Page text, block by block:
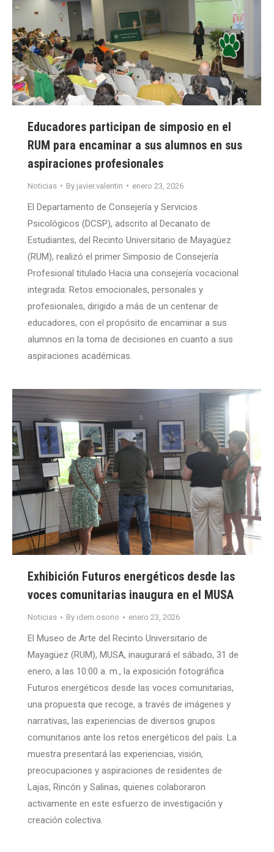
Educadores participan de simposio en el
RUM para encaminar a sus alumnos en sus
aspiraciones profesionales
Noticias By javier.valentin enero 23, 2026
El Departamento de Consejería y Servicios
Psicológicos (DCSP), adscrito al Decanato de
Estudiantes, del Recinto Universitario de Mayagüez
(RUM), realizó el primer Simposio de Consejería
Profesional titulado Hacia una consejería vocacional
integrada: Retos emocionales, personales y
profesionales, dirigido a más de un centenar de
educadores, con el propósito de encaminar a sus
alumnos en la toma de decisiones en cuanto a sus
aspiraciones académicas.
Exhibición Futuros energéticos desde las
voces comunitarias inaugura en el MUSA
Noticias By idem.osorio enero 23, 2026
El Museo de Arte del Recinto Universitario de
Mayagüez (RUM), MUSA, inaugurará el sábado, 31 de
enero, a las 10:00 a. m., la exposición fotográfica
Futuros energéticos desde las voces comunitarias,
una propuesta que recoge, a través de imágenes y
narrativas, las experiencias de diversos grupos
comunitarios ante los retos energéticos del país. La
muestra presentará las experiencias, visión,
preocupaciones y aspiraciones de residentes de
Lajas, Rincón y Salinas, quienes colaboraron
activamente en este esfuerzo de investigación y
creación colectiva.